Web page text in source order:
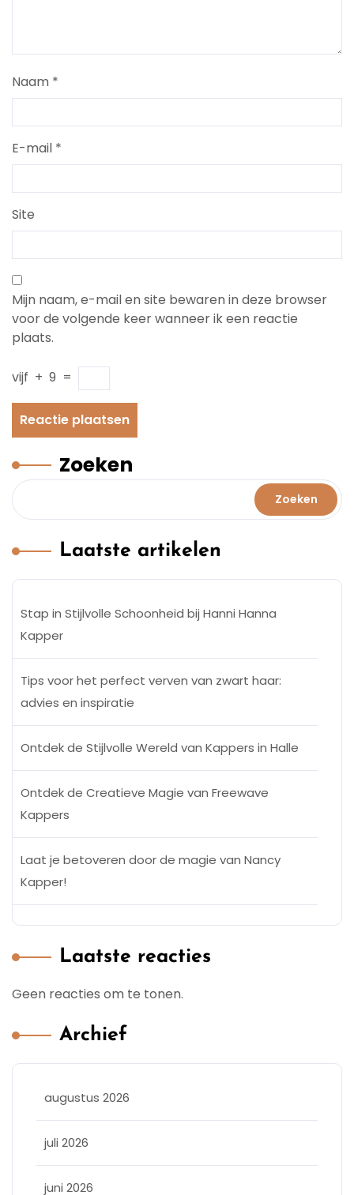
Naam *
E-mail *
Site
Mijn naam, e-mail en site bewaren in deze browser
voor de volgende keer wanneer ik een reactie
plaats.
vijf + 9 =
Zoeken
Zoeken
Laatste artikelen
Stap in Stijlvolle Schoonheid bij Hanni Hanna
Kapper
Tips voor het perfect verven van zwart haar:
advies en inspiratie
Ontdek de Stijlvolle Wereld van Kappers in Halle
Ontdek de Creatieve Magie van Freewave
Kappers
Laat je betoveren door de magie van Nancy
Kapper!
Laatste reacties
Geen reacties om te tonen.
Archief
augustus 2026
juli 2026
juni 2026